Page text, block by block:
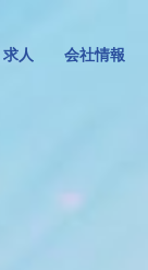
求人 会社情報